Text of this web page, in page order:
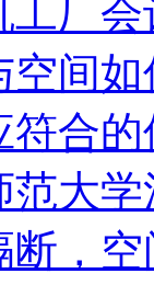
工厂
空间
合
大
，